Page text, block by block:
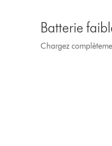
Batterie
Chargez